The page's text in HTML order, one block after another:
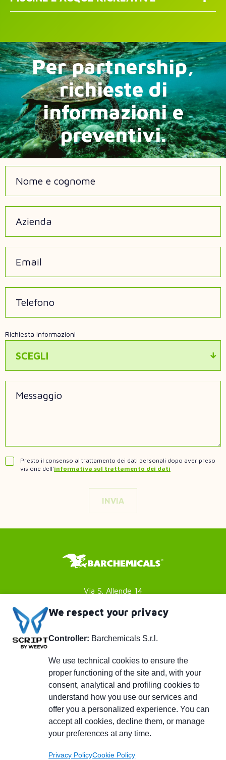
Per partnership,
richieste di
informazioni e
preventivi.
Richiesta informazioni
SCEGLI
Presto il consenso al trattamento dei dati personali dopo aver preso
visione dell'informativa sul trattamento dei dati
Via S. Allende 14
41051 Castelnuovo Rangone
P. IVA 01782980369
Footer
menu
Privacy policy
Cookies Policy
Credits
info@barchemicals.it
+39 059 536502
We respect your privacy
Controller: Barchemicals S.r.l.
We use technical cookies to ensure the
proper functioning of the site and, with your
consent, analytical and profiling cookies to
understand how you use our services and
offer you a personalized experience. You can
accept all cookies, decline them, or manage
your preferences at any time.
Privacy PolicyCookie Policy